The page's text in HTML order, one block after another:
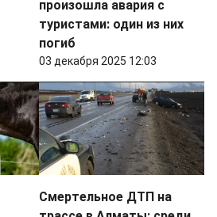
произошла авария с
туристами: один из них
погиб
03 декабря 2025 12:03
Смертельное ДТП на